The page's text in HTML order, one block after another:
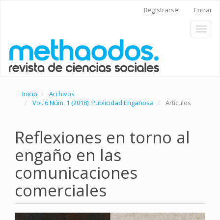
lateral
Registrarse Entrar
Toggle
Inicio
Archivos
Vol. 6 Núm. 1 (2018): Publicidad Engañosa
Artículos
Reflexiones en torno al
engaño en las
comunicaciones
comerciales